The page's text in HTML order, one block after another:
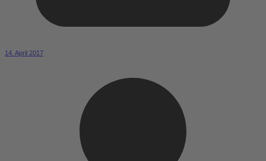
14. April 2017